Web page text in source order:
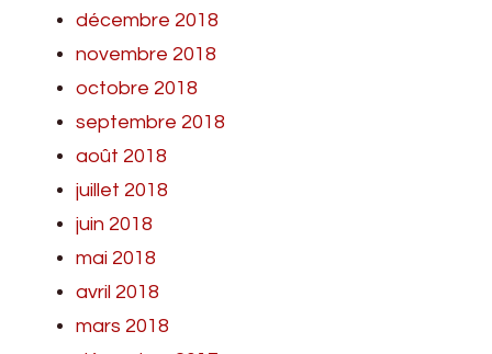
décembre 2018
novembre 2018
octobre 2018
septembre 2018
août 2018
juillet 2018
juin 2018
mai 2018
avril 2018
mars 2018